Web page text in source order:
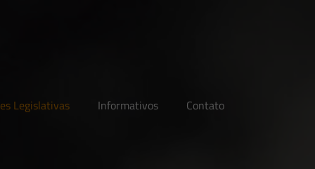
Legislativas Informativos Contato